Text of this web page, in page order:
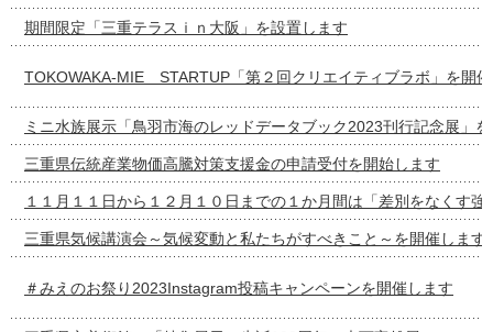
期間限定「三重テラスｉｎ大阪」を設置します
TOKOWAKA-MIE STARTUP「第２回クリエイティブラボ」を開
ミニ水族展示「鳥羽市海のレッドデータブック2023刊行記念展」
三重県伝統産業物価高騰対策支援金の申請受付を開始します
１１月１１日から１２月１０日までの１か月間は「差別をなくす強
三重県気候講演会～気候変動と私たちがすべきこと～を開催します
＃みえのお祭り2023Instagram投稿キャンペーンを開催します